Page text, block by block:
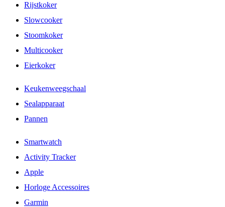
Rijstkoker
Slowcooker
Stoomkoker
Multicooker
Eierkoker
Keukenweegschaal
Sealapparaat
Pannen
Smartwatch
Activity Tracker
Apple
Horloge Accessoires
Garmin